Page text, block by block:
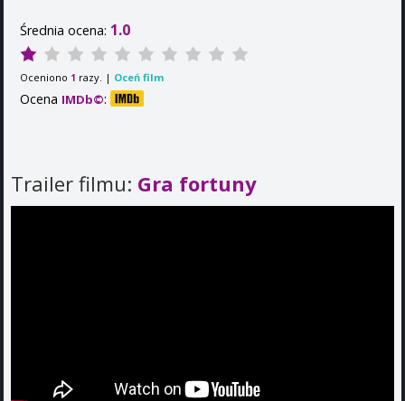
Średnia ocena: 1.0
Oceniono 1 razy. | Oceń film
Ocena IMDb©:
Trailer filmu: Gra fortuny